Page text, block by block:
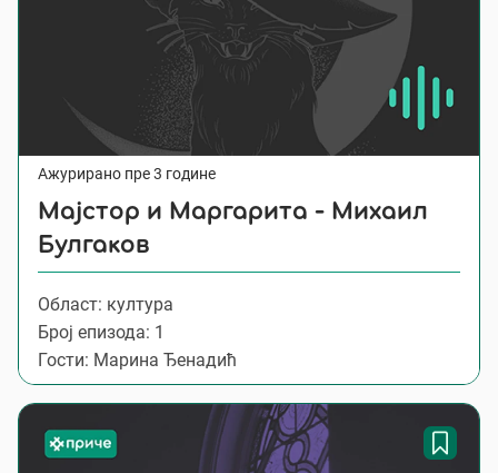
Ажурирано пре 3 године
Мајстор и Маргарита - Михаил
Булгаков
Област: култура
Број епизода: 1
Гости: Марина Ђенадић